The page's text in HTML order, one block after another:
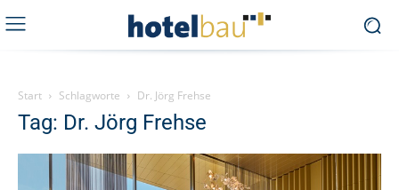
Start Schlagworte Dr. Jörg Frehse
Tag: Dr. Jörg Frehse